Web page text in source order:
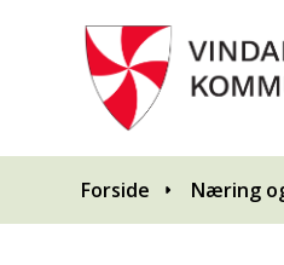
Du er her:
Forside Næring